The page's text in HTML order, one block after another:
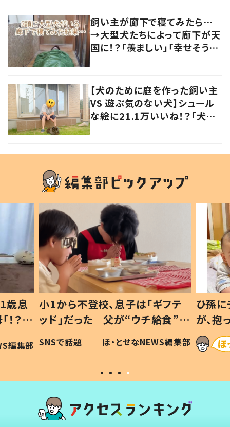
飼い主が廊下で寝てみたら…
→大型犬たちによって廊下が天
国に！？「羨ましい」「幸せそう」
【犬のために庭を作った飼い主
VS 遊ぶ気のない犬】シュール
な絵に21.1万いいね！？「犬の
歳息
？」
編集部
小1から不登校、息子は「ギフテ
ッド」だった 父が“ウチ給食”を
作り続ける理由とは #令和の親
#令和の子
SNSで話題 ほ・とせなNEWS編集部
ひ孫
が、
「涙が
い」